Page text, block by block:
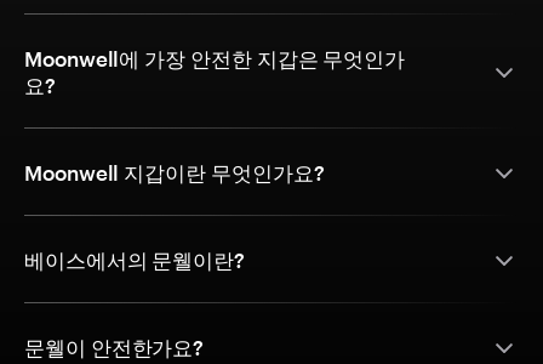
Moonwell에 가장 안전한 지갑은 무엇인가
요?
Moonwell 지갑이란 무엇인가요?
베이스에서의 문웰이란?
문웰이 안전한가요?